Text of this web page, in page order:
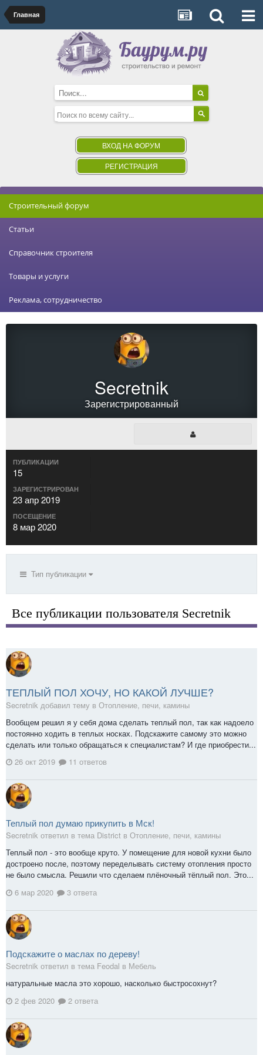
Главная
ВХОД НА ФОРУМ
РЕГИСТРАЦИЯ
Строительный форум
Статьи
Справочник строителя
Товары и услуги
Реклама, сотрудничество
Secretnik
Зарегистрированный
ПУБЛИКАЦИИ
15
ЗАРЕГИСТРИРОВАН
23 апр 2019
ПОСЕЩЕНИЕ
8 мар 2020
Тип публикации
Все публикации пользователя Secretnik
ТЕПЛЫЙ ПОЛ ХОЧУ, НО КАКОЙ ЛУЧШЕ?
Secretnik добавил тему в Отопление, печи, камины
Вообщем решил я у себя дома сделать теплый пол, так как надоело
постоянно ходить в теплых носках. Подскажите самому это можно
сделать или только обращаться к специалистам? И где приобрести...
26 окт 2019
11 ответов
Теплый пол думаю прикупить в Мск!
Secretnik ответил в тема District в Отопление, печи, камины
Теплый пол - это вообще круто. У помещение для новой кухни было
достроено после, поэтому переделывать систему отопления просто
не было смысла. Решили что сделаем плёночный тёплый пол. Это...
6 мар 2020
3 ответа
Подскажите о маслах по дереву!
Secretnik ответил в тема Feodal в Мебель
натуральные масла это хорошо, насколько быстросохнут?
2 фев 2020
2 ответа